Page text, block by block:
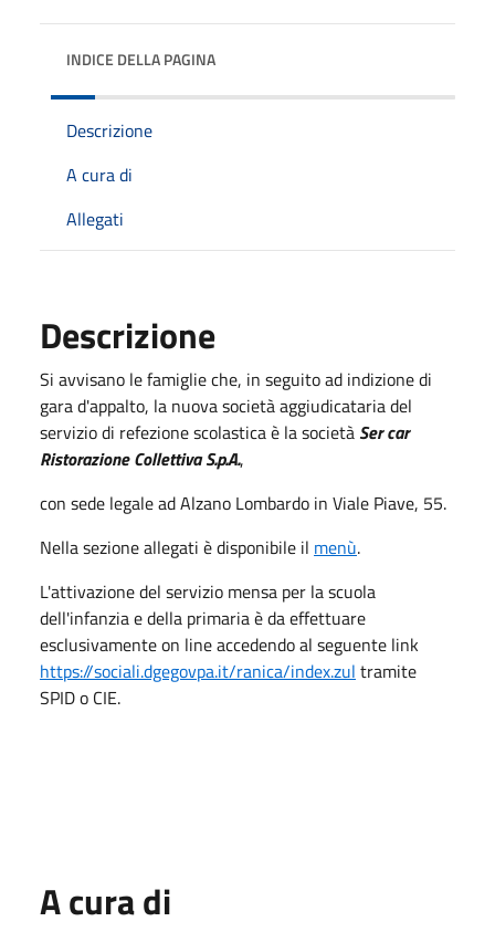
INDICE DELLA PAGINA
Descrizione
A cura di
Allegati
Descrizione
Si avvisano le famiglie che, in seguito ad indizione di
gara d'appalto, la nuova società aggiudicataria del
servizio di refezione scolastica è la società Ser car
Ristorazione Collettiva S.p.A.,
con sede legale ad Alzano Lombardo in Viale Piave, 55.
Nella sezione allegati è disponibile il menù.
L'attivazione del servizio mensa per la scuola
dell'infanzia e della primaria è da effettuare
esclusivamente on line accedendo al seguente link
https://sociali.dgegovpa.it/ranica/index.zul tramite
SPID o CIE.
A cura di